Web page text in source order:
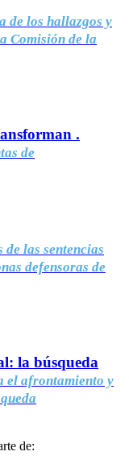
de los hallazgos y
Comisión de la
.
de
de las sentencias
defensoras de
la búsqueda
el afrontamiento y
de: